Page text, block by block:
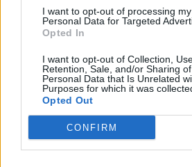
I want to opt-out of processing my
Personal Data for Targeted
Opted In
I want to opt-out of Collection,
Retention, Sale, and/or Sharing
Personal Data that Is Unrelated
Purposes for which it was
Opted Out
CONFIRM
Ню Йорк стана 14-ият
който е разрешена
06.08.2026 / 16:00